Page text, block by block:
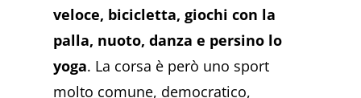
veloce, bicicletta, giochi con la
palla, nuoto, danza e persino lo
yoga. La corsa è però uno sport
molto comune, democratico,